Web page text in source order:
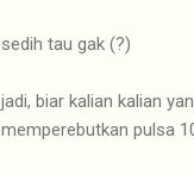
sedih tau gak (?)
jadi, biar kalian kalian
memperebutkan pulsa